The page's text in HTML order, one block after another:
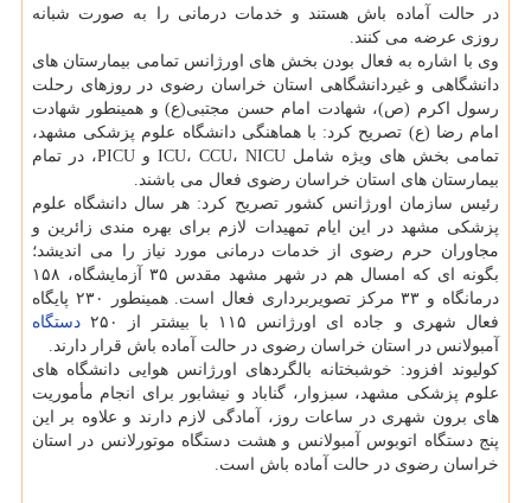
در حالت آماده باش هستند و خدمات درمانی را به صورت شبانه
روزی عرضه می كنند.
وی با اشاره به فعال بودن بخش های اورژانس تمامی بیمارستان های
دانشگاهی و غیردانشگاهی استان خراسان رضوی در روزهای رحلت
رسول اكرم (ص)، شهادت امام حسن مجتبی(ع) و همینطور شهادت
امام رضا (ع) تصریح كرد: با هماهنگی دانشگاه علوم پزشكی مشهد،
تمامی بخش های ویژه شامل ICU، CCU، NICU و PICU، در تمام
بیمارستان های استان خراسان رضوی فعال می باشند.
رئیس سازمان اورژانس كشور تصریح كرد: هر سال دانشگاه علوم
پزشكی مشهد در این ایام تمهیدات لازم برای بهره مندی زائرین و
مجاوران حرم رضوی از خدمات درمانی مورد نیاز را می اندیشد؛
بگونه ای كه امسال هم در شهر مشهد مقدس ۳۵ آزمایشگاه، ۱۵۸
درمانگاه و ۳۳ مركز تصویربرداری فعال است. همینطور ۲۳۰ پایگاه
فعال شهری و جاده ای اورژانس ۱۱۵ با بیشتر از ۲۵۰
دستگاه
آمبولانس در استان خراسان رضوی در حالت آماده باش قرار دارند.
كولیوند افزود: خوشبختانه بالگردهای اورژانس هوایی دانشگاه های
علوم پزشكی مشهد، سبزوار، گناباد و نیشابور برای انجام مأموریت
های برون شهری در ساعات روز، آمادگی لازم دارند و علاوه بر این
پنج دستگاه اتوبوس آمبولانس و هشت دستگاه موتورلانس در استان
خراسان رضوی در حالت آماده باش است.